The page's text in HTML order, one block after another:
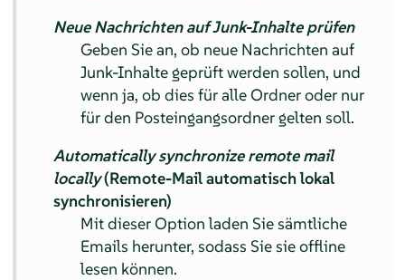
Neue Nachrichten auf Junk-Inhalte prüfen
Geben Sie an, ob neue Nachrichten auf
Junk-Inhalte geprüft werden sollen, und
wenn ja, ob dies für alle Ordner oder nur
für den Posteingangsordner gelten soll.
Automatically synchronize remote mail
locally(Remote-Mail automatisch lokal
synchronisieren)
Mit dieser Option laden Sie sämtliche
Emails herunter, sodass Sie sie offline
lesen können.